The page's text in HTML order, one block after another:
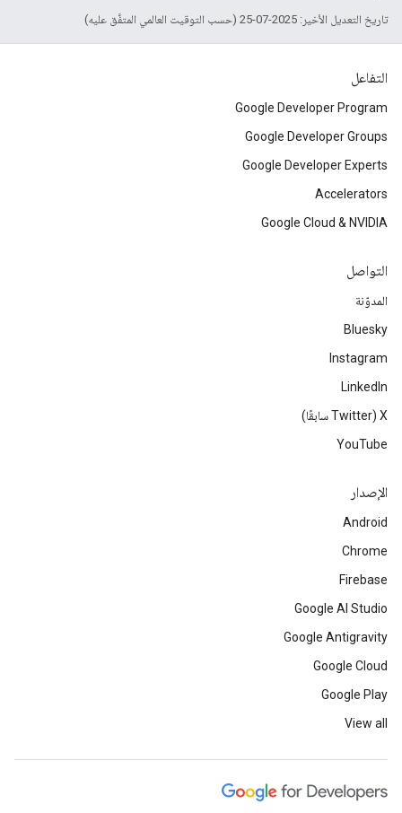
تاريخ التعديل الأخير: 2025-07-25 (حسب التوقيت العالمي المتفَّق عليه)
التفاعل
Google Developer Program
Google Developer Groups
Google Developer Experts
Accelerators
Google Cloud & NVIDIA
التواصل
المدوّنة
Bluesky
Instagram
LinkedIn
‫X ‏(Twitter سابقًا)
YouTube
الإصدار
Android
Chrome
Firebase
Google AI Studio
Google Antigravity
Google Cloud
Google Play
View all